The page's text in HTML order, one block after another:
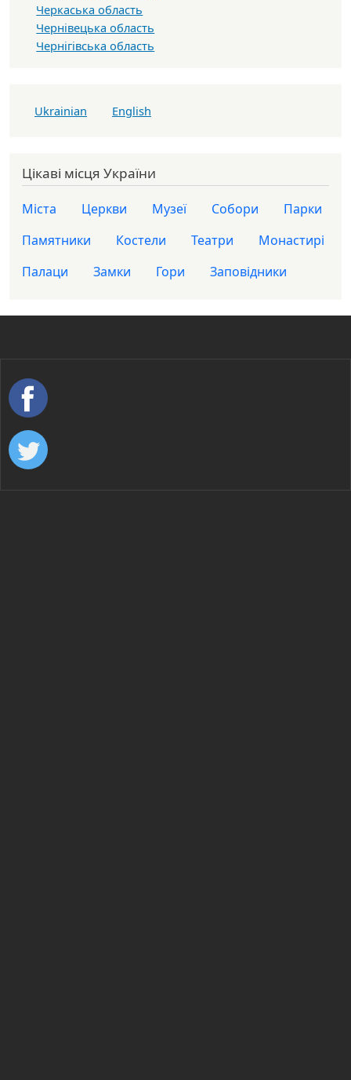
Черкаська область
Чернівецька область
Чернігівська область
Ukrainian English
Цікаві місця України
Міста Церкви Музеї Собори
Парки
Памятники
Костели Театри
Монастирі
Палаци
Замки Гори Заповідники